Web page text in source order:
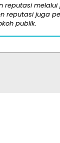
melalui
reputasi juga
publik.